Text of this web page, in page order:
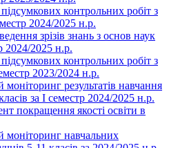
підсумкових контрольних робіт з
2024/2025 н.р.
зрізів знань з основ наук
2024/2025 н.р.
підсумкових контрольних робіт з
2023/2024 н.р.
моніторинг результатів навчання
за І семестр 2024/2025 н.р.
покращення якості освіти в
моніторинг навчальних